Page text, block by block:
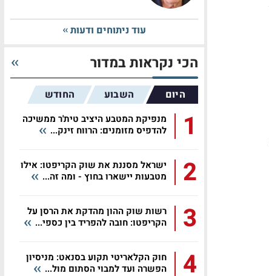
עוד ניתוחים ודעות
הכי נקראות במדור
היום השבוע החודש
1
מנפיקת המטבע היציב טית'ר ממשיכה
להדפיס מזומנים: הרווח זינק...
2
ישראל מסננת את שוק הקריפטו: אילו
מטבעות יישארו בחוץ - ומה זה...
3
רשות שוק ההון מהדקת את הרסן על
הקריפטו: חובה להפריד בין כספי...
4
חוק הקלאריטי תקוע בסנאט: מניסיון
הפשרה ועד למבוי הסתום מול...